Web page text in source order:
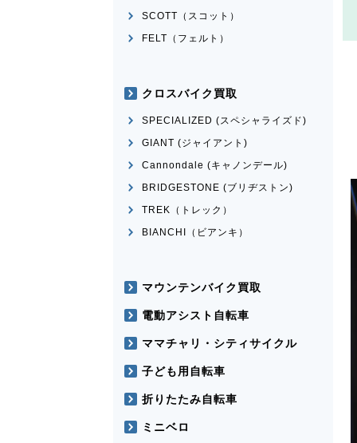
SCOTT（スコット）
FELT（フェルト）
クロスバイク買取
SPECIALIZED (スペシャライズド)
GIANT (ジャイアント)
Cannondale (キャノンデール)
BRIDGESTONE (ブリヂストン)
TREK（トレック）
BIANCHI（ビアンキ）
マウンテンバイク買取
電動アシスト自転車
ママチャリ・シティサイクル
子ども用自転車
折りたたみ自転車
ミニベロ